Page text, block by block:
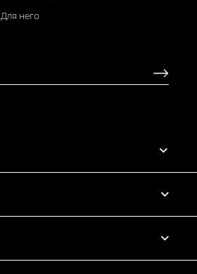
Для него